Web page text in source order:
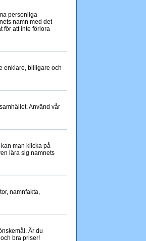
personliga
namn med det
för att inte förlora
enklare, billigare och
Använd vår
man klicka på
lära sig namnets
namnfakta,
Är du
bra priser!